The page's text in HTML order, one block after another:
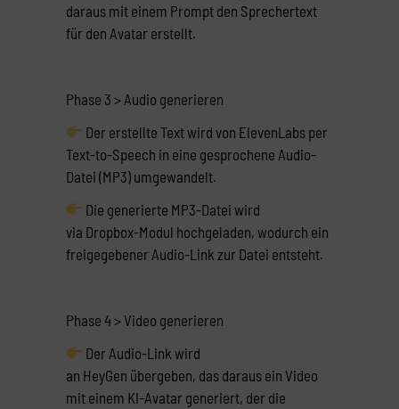
daraus mit einem Prompt den Sprechertext
für den Avatar erstellt.
Phase 3 > Audio generieren
Der erstellte Text wird von ElevenLabs per
Text-to-Speech in eine gesprochene Audio-
Datei (MP3) umgewandelt.
Die generierte MP3-Datei wird
via Dropbox-Modul hochgeladen, wodurch ein
freigegebener Audio-Link zur Datei entsteht.
Phase 4 > Video generieren
Der Audio-Link wird
an HeyGen übergeben, das daraus ein Video
mit einem KI-Avatar generiert, der die